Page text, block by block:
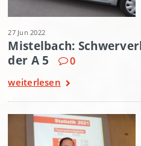
27 Jun 2022
Mistelbach:
der A 5
0
weiterlesen